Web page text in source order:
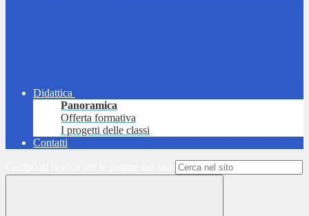
Didattica
Panoramica
Offerta formativa
I progetti delle classi
Contatti